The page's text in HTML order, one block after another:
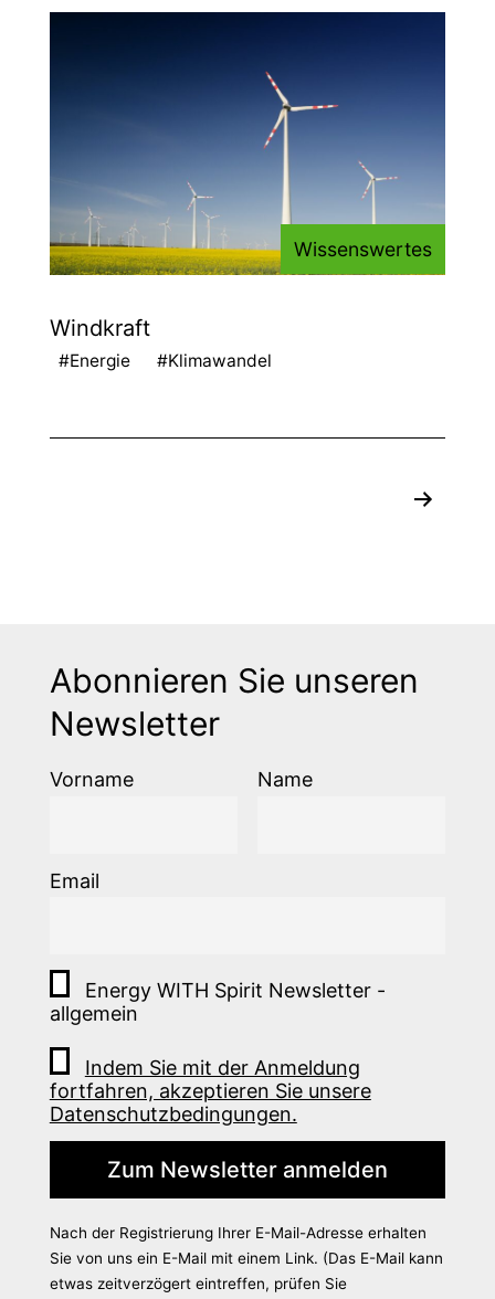
Wissenswertes
Windkraft
#Energie #Klimawandel
Abonnieren Sie unseren
Newsletter
Vorname Name
Email
Energy WITH Spirit Newsletter -
allgemein
Indem Sie mit der Anmeldung
fortfahren, akzeptieren Sie unsere
Datenschutzbedingungen.
Nach der Registrierung Ihrer E-Mail-Adresse erhalten
Sie von uns ein E-Mail mit einem Link. (Das E-Mail kann
etwas zeitverzögert eintreffen, prüfen Sie